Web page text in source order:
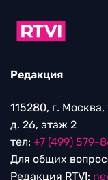
Редакция
115280, г.
д. 26, этаж 2
тел: +7 (499) 579-
Для общих
Редакция RTVI: